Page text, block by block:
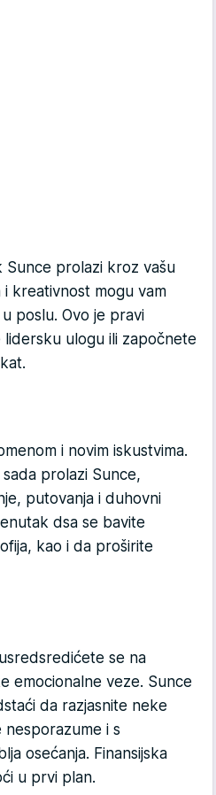
Sunce prolazi kroz vašu
kreativnost mogu vam
poslu. Ovo je pravi
ulogu ili započnete
i novim iskustvima.
prolazi Sunce,
putovanja i duhovni
dsa se bavite
kao i da proširite
se na
emocionalne veze. Sunce
da razjasnite neke
nesporazume i s
osećanja. Finansijska
u prvi plan.